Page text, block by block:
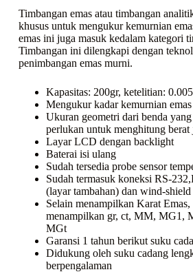
Timbangan emas atau timbangan
khusus untuk mengukur kemurnian
emas ini juga masuk kedalam kategori
Timbangan ini dilengkapi dengan
penimbangan emas murni.
Kapasitas: 200gr, ketelitian:
Mengukur kadar kemurnian
Ukuran geometri dari benda
perlukan untuk menghitung berat
Layar LCD dengan backlight
Baterai isi ulang
Sudah tersedia probe sensor
Sudah termasuk koneksi RS-
(layar tambahan) dan wind-shield
Selain menampilkan Karat Emas,
menampilkan gr, ct, MM, MG1,
MGt
Garansi 1 tahun berikut suku
Didukung oleh suku cadang
berpengalaman